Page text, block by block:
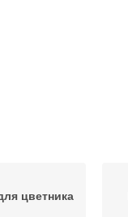
цветника